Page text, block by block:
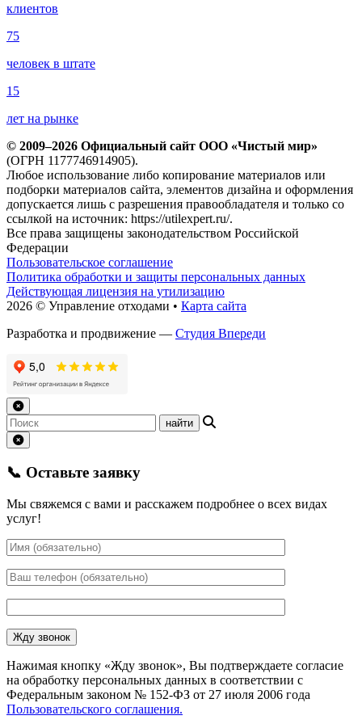
клиентов
75
человек в штате
15
лет на рынке
© 2009–2026 Официальный сайт ООО «Чистый мир»
(ОГРН 1177746914905).
Любое использование либо копирование материалов или
подборки материалов сайта, элементов дизайна и оформления
допускается лишь с разрешения правообладателя и только со
ссылкой на источник: https://utilexpert.ru/.
Все права защищены законодательством Российской
Федерации
Пользовательское соглашение
Политика обработки и защиты персональных данных
Действующая лицензия на утилизацию
2026 © Управление отходами • Карта сайта
Разработка и продвижение — Студия Впереди
📞 Оставьте заявку
Мы свяжемся с вами и расскажем подробнее о всех видах
услуг!
Нажимая кнопку «Жду звонок», Вы подтверждаете согласие
на обработку персональных данных в соответствии с
Федеральным законом № 152-ФЗ от 27 июля 2006 года
Пользовательского соглашения.